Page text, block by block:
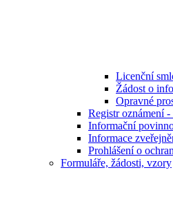
Licenční
Žádost o
Opravné
Registr oznámení
Informační
Informace
Prohlášení o
Formuláře, žádosti, vzory